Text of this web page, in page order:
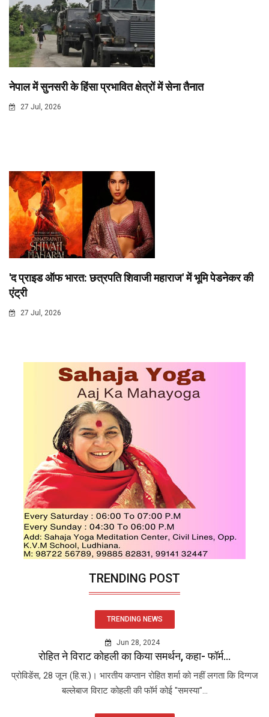
नेपाल में सुनसरी के हिंसा प्रभावित क्षेत्रों में सेना तैनात
27 Jul, 2026
'द प्राइड ऑफ भारत: छत्रपति शिवाजी महाराज' में भूमि पेडनेकर की
एंट्री
27 Jul, 2026
TRENDING POST
TRENDING NEWS
Jun 28, 2024
रोहित ने विराट कोहली का किया समर्थन, कहा- फॉर्म...
प्रोविडेंस, 28 जून (हि.स.)। भारतीय कप्तान रोहित शर्मा को नहीं लगता कि दिग्गज
बल्लेबाज विराट कोहली की फॉर्म कोई "समस्या"...